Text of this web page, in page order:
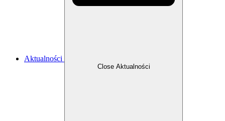
Aktualności
Close Aktualności